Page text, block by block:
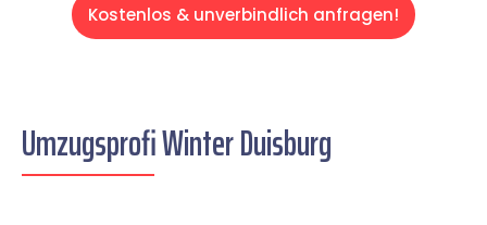
Kostenlos & unverbindlich anfragen!
Umzugsprofi Winter Duisburg